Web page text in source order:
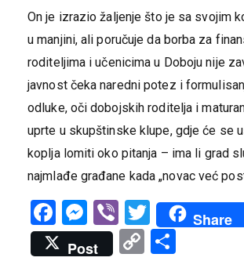
​On je izrazio žaljenje što je sa svojim
u manjini, ali poručuje da borba za
roditeljima i učenicima u Doboju nije
javnost čeka naredni potez i
odluke, oči dobojskih roditelja i
uprte u skupštinske klupe, gdje će se
koplja lomiti oko pitanja – ima li grad
najmlađe građane kada „novac već
Facebook
Messenger
ViberTwitter
Share
Post
Copy